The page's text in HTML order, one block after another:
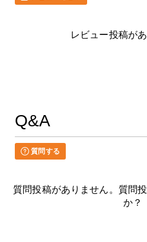
レビュー投稿が
Q&A
質問する
質問投稿がありません。質問
か？